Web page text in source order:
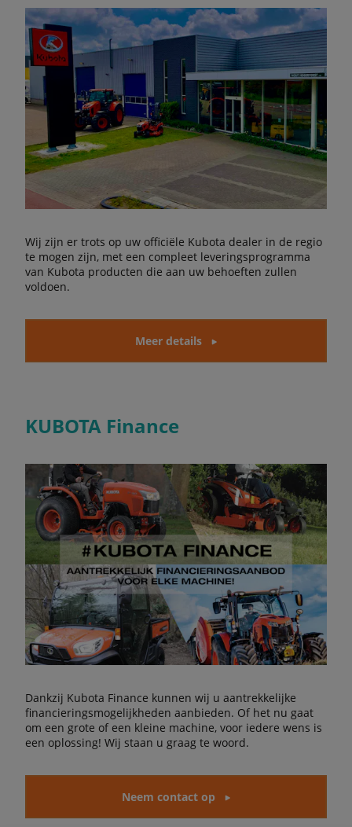
Wij zijn er trots op uw officiële Kubota dealer in de regio
te mogen zijn, met een compleet leveringsprogramma
van Kubota producten die aan uw behoeften zullen
voldoen.
Meer details
KUBOTA Finance
Dankzij Kubota Finance kunnen wij u aantrekkelijke
financieringsmogelijkheden aanbieden. Of het nu gaat
om een grote of een kleine machine, voor iedere wens is
een oplossing! Wij staan u graag te woord.
Neem contact op